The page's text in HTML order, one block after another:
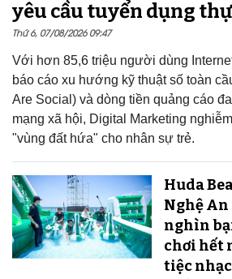
yêu cầu tuyển dụng
Thứ 6, 07/08/2026 09:47
Với hơn 85,6 triệu người dùng
báo cáo xu hướng kỹ thuật số toàn
Are Social) và dòng tiền quảng cáo
mạng xã hội, Digital Marketing
"vùng đất hứa" cho nhân sự trẻ.
Huda
Nghệ An
nghìn
chơi hết
tiệc nhạc